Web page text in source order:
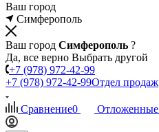
Ваш город
Симферополь
Ваш город Симферополь ?
Да, все верно Выбрать другой
+7 (978) 972-42-99
+7 (978) 972-42-99Отдел продаж
Сравнение0 Отложенные